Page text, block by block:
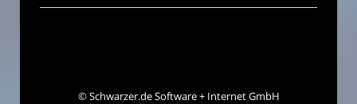
©Schwarzer.de Software + Internet GmbH